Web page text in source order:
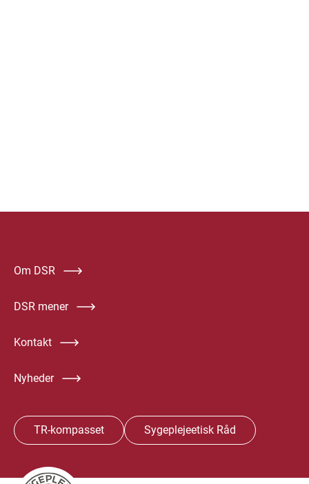
Om DSR
DSR mener
Kontakt
Nyheder
TR-kompasset Sygeplejeetisk Råd